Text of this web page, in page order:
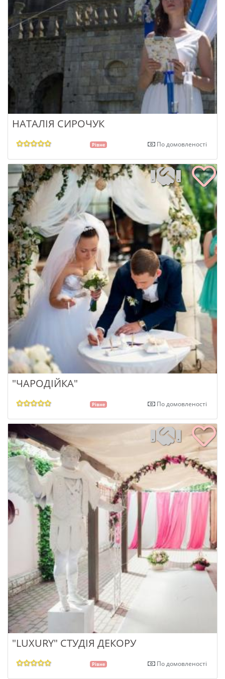
НАТАЛІЯ СИРОЧУК
Рівне По домовленості
"ЧАРОДІЙКА"
Рівне По домовленості
"LUXURY" СТУДІЯ ДЕКОРУ
Рівне По домовленості